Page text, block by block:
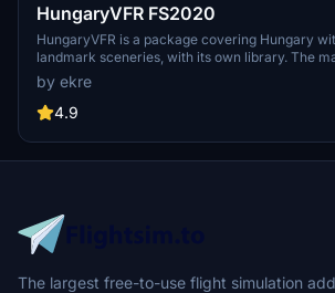
HungaryVFR FS2020
HungaryVFR is a package covering Hungary
landmark sceneries, with its own library. The
as many airports and landmarks to Hungary as
have an authentic library for the are. The library
other 3rd party scenery developers!
by ekre
4.9
The largest free-to-use flight simulation